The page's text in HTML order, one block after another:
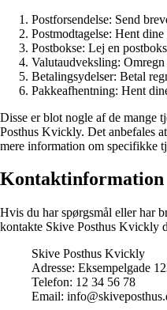
Postforsendelse: Send
Postmodtagelse: Hent
Postbokse: Lej en
Valutaudveksling:
Betalingsydelser: Betal
Pakkeafhentning: Hent
Disse er blot nogle af de mange
Posthus Kvickly. Det anbefales
mere information om specifikke
Kontaktinformation
Hvis du har spørgsmål eller har
kontakte Skive Posthus Kvickly
Skive Posthus Kvickly
Adresse: Eksempelgade
Telefon: 12 34 56 78
Email: